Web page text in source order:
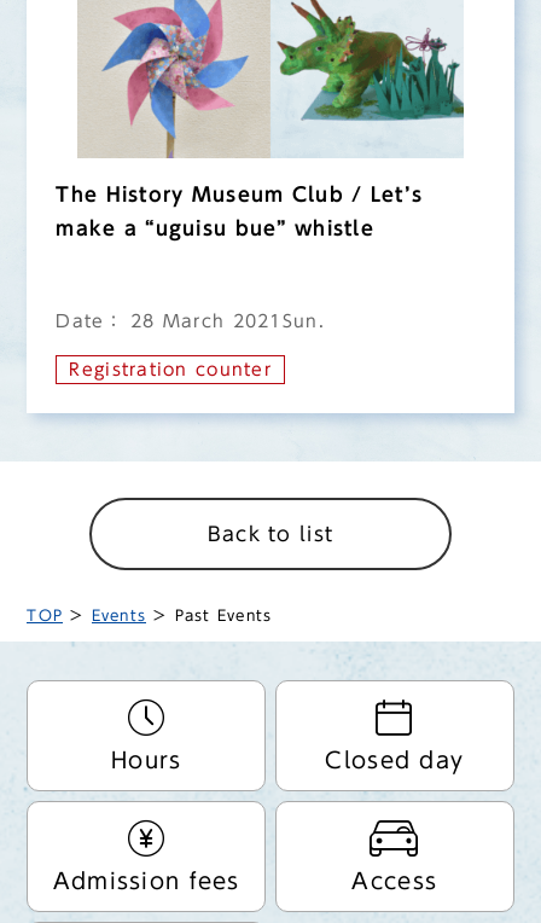
The History Museum Club / Let’s
make a “uguisu bue” whistle
Date： 28 March 2021Sun.
Registration counter
Back to list
TOP Events Past Events
Hours Closed day
Admission fees Access